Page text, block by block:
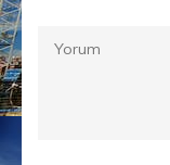
Yorum